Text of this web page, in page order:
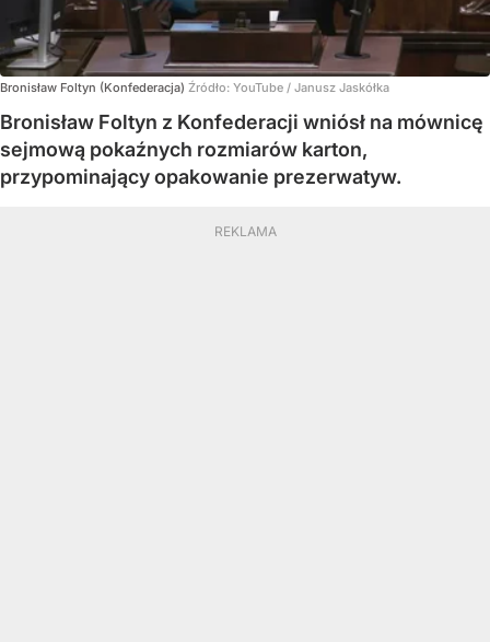
Bronisław Foltyn (Konfederacja) Źródło: YouTube / Janusz Jaskółka
Bronisław Foltyn z Konfederacji wniósł na mównicę
sejmową pokaźnych rozmiarów karton,
przypominający opakowanie prezerwatyw.